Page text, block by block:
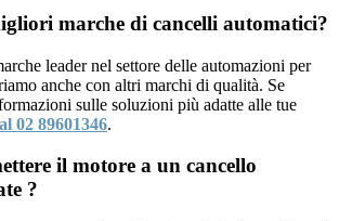
marche di cancelli automatici?
leader nel settore delle automazioni per
anche con altri marchi di qualità. Se
sulle soluzioni più adatte alle tue
02 89601346.
il motore a un cancello
?